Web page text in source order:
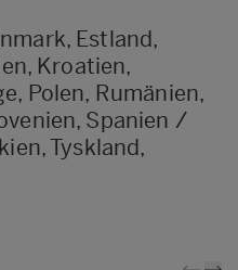
Estland,
Kroatien,
Polen, Rumänien,
Spanien /
Tyskland,